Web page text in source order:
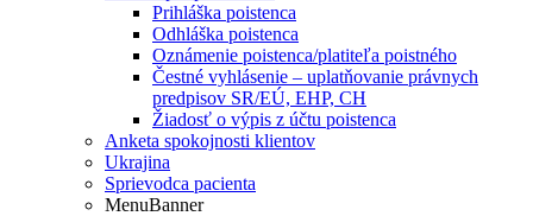
Prihláška poistenca
Odhláška poistenca
Oznámenie poistenca/platiteľa poistného
Čestné vyhlásenie – uplatňovanie právnych
predpisov SR/EÚ, EHP, CH
Žiadosť o výpis z účtu poistenca
Anketa spokojnosti klientov
Ukrajina
Sprievodca pacienta
MenuBanner